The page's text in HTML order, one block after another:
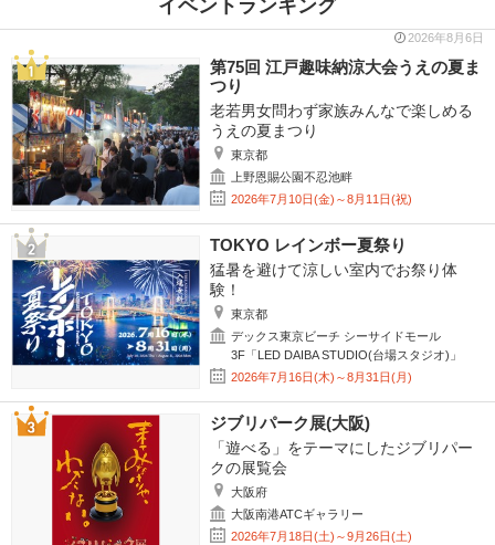
イベントランキング
2026年8月6日
第75回 江戸趣味納涼大会うえの夏ま
つり
老若男女問わず家族みんなで楽しめる
うえの夏まつり
東京都
上野恩賜公園不忍池畔
2026年7月10日(金)～8月11日(祝)
TOKYO レインボー夏祭り
猛暑を避けて涼しい室内でお祭り体
験！
東京都
デックス東京ビーチ シーサイドモール
3F「LED DAIBA STUDIO(台場スタジオ)」
2026年7月16日(木)～8月31日(月)
ジブリパーク展(大阪)
「遊べる」をテーマにしたジブリパー
クの展覧会
大阪府
大阪南港ATCギャラリー
2026年7月18日(土)～9月26日(土)